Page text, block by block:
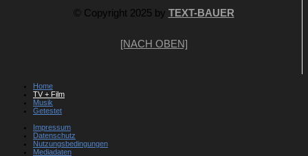
© Copyright 2025 by TEXT-BAUER
[NACH OBEN]
Home
TV + Film
Musik
Getestet
Impressum
Datenschutz
Nutzungsbedingungen
Mediadaten